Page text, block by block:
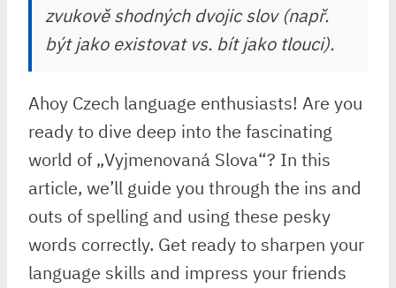
zvukově shodných dvojic slov (např.
býtjako existovat vs. bítjako tlouci).
Ahoy Czech language enthusiasts! Are you
ready to dive ​deep into the fascinating
world ‍of „Vyjmenovaná Slova“? In this
article, we’ll guide you through the ins and
outs of spelling ⁣and ⁢using these pesky
words correctly. Get ready to sharpen your
language skills and impress your friends⁤